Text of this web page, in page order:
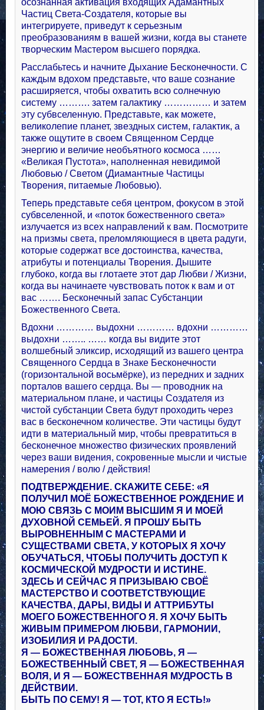
осознанная активация входящих Адамантных
Частиц Света-Создателя, которые вы
интегрируете, приведут к серьезным
преобразованиям в вашей жизни, когда вы станете
творческим Мастером высшего порядка.
Расслабьтесь и начните Дыхание Бесконечности. С
каждым вдохом представьте, что ваше сознание
расширяется, чтобы охватить всю солнечную
систему ………. затем галактику …………… и затем
эту субвселенную. Представьте, как можете,
великолепие планет, звездных систем, галактик, а
также ощутите в своем Священном Сердце
энергию и величие необъятного космоса ……
«Великая Пустота», наполненная невидимой
Любовью / Светом (Диамантные Частицы
Творения, питаемые Любовью).
Теперь представьте себя центром, фокусом в этой
субвселенной, и «поток божественного света»
излучается из всех направлений к вам. Посмотрите
на призмы света, преломляющиеся в цвета радуги,
которые содержат все достоинства, качества,
атрибуты и потенциалы Творения. Дышите
глубоко, когда вы глотаете этот дар Любви / Жизни,
когда вы начинаете чувствовать поток к вам и от
вас ……. Бесконечный запас Субстанции
Божественного Света.
Вдохни ………… выдохни ………… вдохни …………
выдохни …….. …… когда вы видите этот
волшебный эликсир, исходящий из вашего центра
Священного Сердца в Знаке Бесконечности
(горизонтальной восьмёрке), из передних и задних
порталов вашего сердца. Вы — проводник на
материальном плане, и частицы Создателя из
чистой субстанции Света будут проходить через
вас в бесконечном количестве. Эти частицы будут
идти в материальный мир, чтобы превратиться в
бесконечное множество физических проявлений
через ваши видения, сокровенные мысли и чистые
намерения / волю / действия!
ПОДТВЕРЖДЕНИЕ. СКАЖИТЕ СЕБЕ: «Я
ПОЛУЧИЛ МОЁ БОЖЕСТВЕННОЕ РОЖДЕНИЕ И
МОЮ СВЯЗЬ С МОИМ ВЫСШИМ Я И МОЕЙ
ДУХОВНОЙ СЕМЬЕЙ. Я ПРОШУ БЫТЬ
ВЫРОВНЕННЫМ С МАСТЕРАМИ И
СУЩЕСТВАМИ СВЕТА, У КОТОРЫХ Я ХОЧУ
ОБУЧАТЬСЯ, ЧТОБЫ ПОЛУЧИТЬ ДОСТУП К
КОСМИЧЕСКОЙ МУДРОСТИ И ИСТИНЕ.
ЗДЕСЬ И СЕЙЧАС Я ПРИЗЫВАЮ СВОЁ
МАСТЕРСТВО И СООТВЕТСТВУЮЩИЕ
КАЧЕСТВА, ДАРЫ, ВИДЫ И АТТРИБУТЫ
МОЕГО БОЖЕСТВЕННОГО Я. Я ХОЧУ БЫТЬ
ЖИВЫМ ПРИМЕРОМ ЛЮБВИ, ГАРМОНИИ,
ИЗОБИЛИЯ И РАДОСТИ.
Я — БОЖЕСТВЕННАЯ ЛЮБОВЬ, Я —
БОЖЕСТВЕННЫЙ СВЕТ, Я — БОЖЕСТВЕННАЯ
ВОЛЯ, И Я — БОЖЕСТВЕННАЯ МУДРОСТЬ В
ДЕЙСТВИИ.
БЫТЬ ПО СЕМУ! Я — ТОТ, КТО Я ЕСТЬ!»